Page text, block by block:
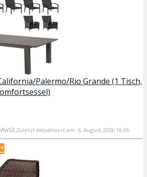
Palermo/Rio Grande (1 Tisch,
Zuletzt aktualisiert am: 6. August 2026 16:36